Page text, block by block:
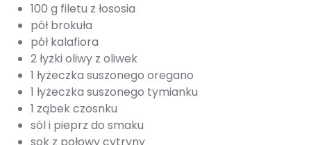
100 g filetu z łososia
pół brokuła
pół kalafiora
2 łyżki oliwy z oliwek
1 łyżeczka suszonego oregano
1 łyżeczka suszonego tymianku
1 ząbek czosnku
sól i pieprz do smaku